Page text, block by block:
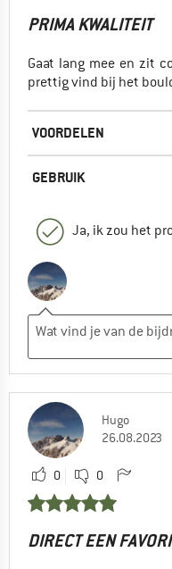
PRIMA KWALITEIT
Gaat lang mee en zit
prettig vind bij het
VOORDELEN
GEBRUIK
Ja, ik zou het
Hugo
26.08.2023
0 0
DIRECT EEN